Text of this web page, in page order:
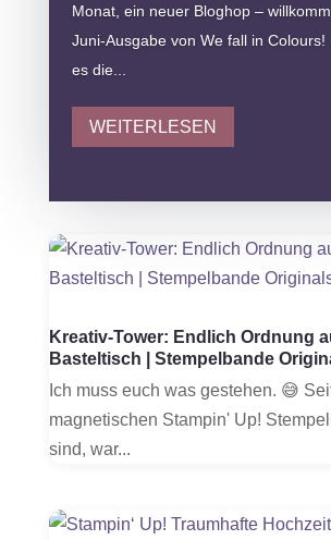
Monat, ein neuer Bloghop –
Juni-Ausgabe von We fall in Colours!
es die...
WEITERLESEN
Kreativ-Tower: Endlich Ordnung
Basteltisch | Stempelbande
Ich muss euch was gestehen. 😅
magnetischen Stampin' Up!
sind, war...